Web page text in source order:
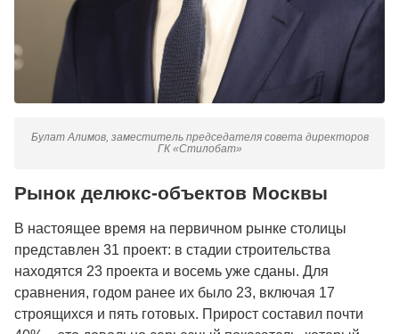
Булат Алимов, заместитель председателя совета директоров
ГК «Стилобат»
Рынок делюкс-объектов Москвы
В настоящее время на первичном рынке столицы
представлен 31 проект: в стадии строительства
находятся 23 проекта и восемь уже сданы. Для
сравнения, годом ранее их было 23, включая 17
строящихся и пять готовых. Прирост составил почти